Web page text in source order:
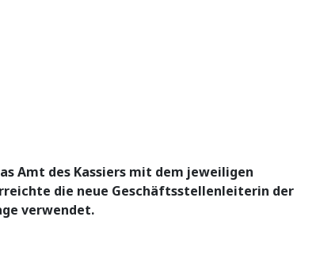
Amt des Kassiers mit dem jeweiligen
die neue Geschäftsstellenleiterin der
verwendet.